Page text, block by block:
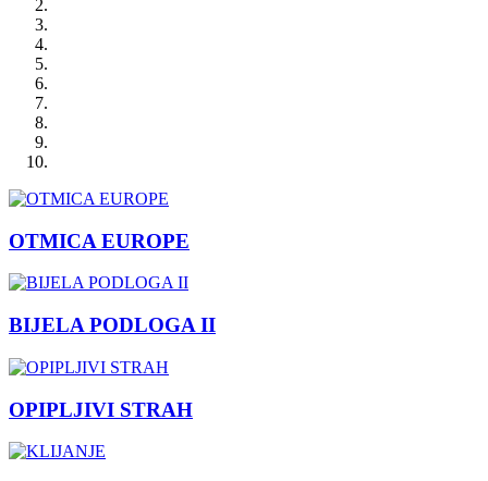
OTMICA EUROPE
BIJELA PODLOGA II
OPIPLJIVI STRAH